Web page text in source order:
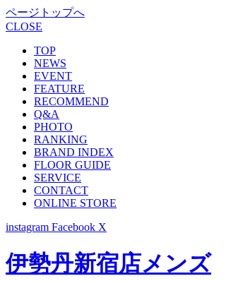
ページトップへ
CLOSE
TOP
NEWS
EVENT
FEATURE
RECOMMEND
Q&A
PHOTO
RANKING
BRAND INDEX
FLOOR GUIDE
SERVICE
CONTACT
ONLINE STORE
instagram Facebook X
伊勢丹新宿店メンズ